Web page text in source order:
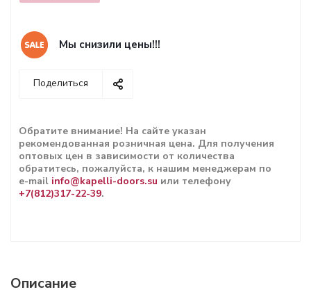
Мы снизили цены!!!
Поделиться
Обратите внимание! На сайте указан
рекомендованная розничная цена. Для получения
оптовых цен в зависимости от количества
обратитесь, пожалуйста, к нашим менеджерам по
e-mail info@kapelli-doors.su или телефону
+7(812)317-22-39.
Описание